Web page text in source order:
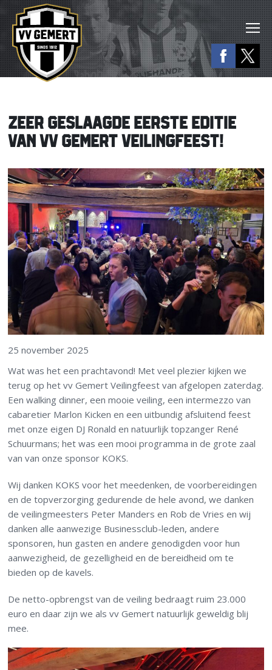
ZEER GESLAAGDE EERSTE EDITIE
VAN VV GEMERT VEILINGFEEST!
25 november 2025
Wat was het een prachtavond! Met veel plezier kijken we
terug op het vv Gemert Veilingfeest van afgelopen zaterdag.
Een walking dinner, een mooie veiling, een intermezzo van
cabaretier Marlon Kicken en een uitbundig afsluitend feest
met onze eigen DJ Ronald en natuurlijk topzanger René
Schuurmans; het was een mooi programma in de grote zaal
van van onze sponsor KOKS.
Wij danken KOKS voor het meedenken, de voorbereidingen
en de topverzorging gedurende de hele avond, we danken
de veilingmeesters Peter Manders en Rob de Vries en wij
danken alle aanwezige Businessclub-leden, andere
sponsoren, hun gasten en andere genodigden voor hun
aanwezigheid, de gezelligheid en de bereidheid om te
bieden op de kavels.
De netto-opbrengst van de veiling bedraagt ruim 23.000
euro en daar zijn we als vv Gemert natuurlijk geweldig blij
mee.